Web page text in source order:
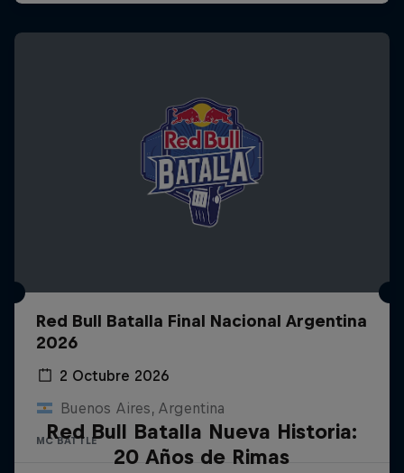
Red Bull Batalla Final Nacional Argentina
2026
2 Octubre 2026
Buenos Aires, Argentina
MC BATTLE
Red Bull Batalla Nueva Historia:
20 Años de Rimas